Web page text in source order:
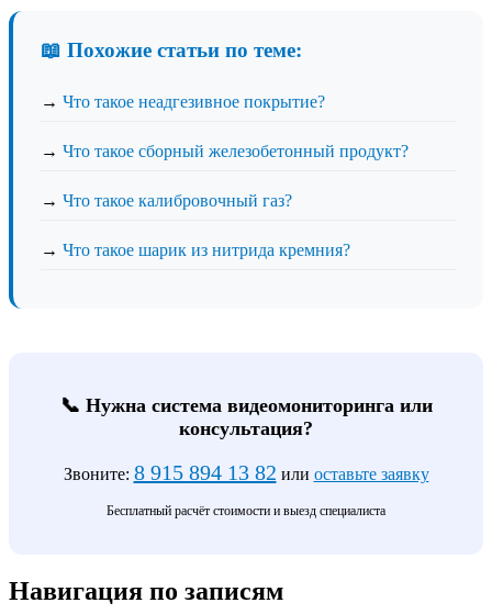
📖 Похожие статьи по теме:
→ Что такое неадгезивное покрытие?
→ Что такое сборный железобетонный продукт?
→ Что такое калибровочный газ?
→ Что такое шарик из нитрида кремния?
📞 Нужна система видеомониторинга или
консультация?
Звоните: 8 915 894 13 82 или оставьте заявку
Бесплатный расчёт стоимости и выезд специалиста
Навигация по записям